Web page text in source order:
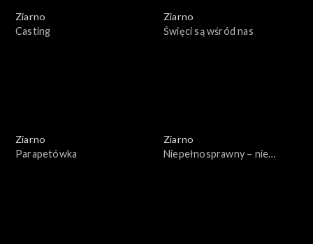
Ziarno
Casting
Ziarno
Święci są wśród nas
Ziarno
Parapetówka
Ziarno
Niepełnosprawny – nie